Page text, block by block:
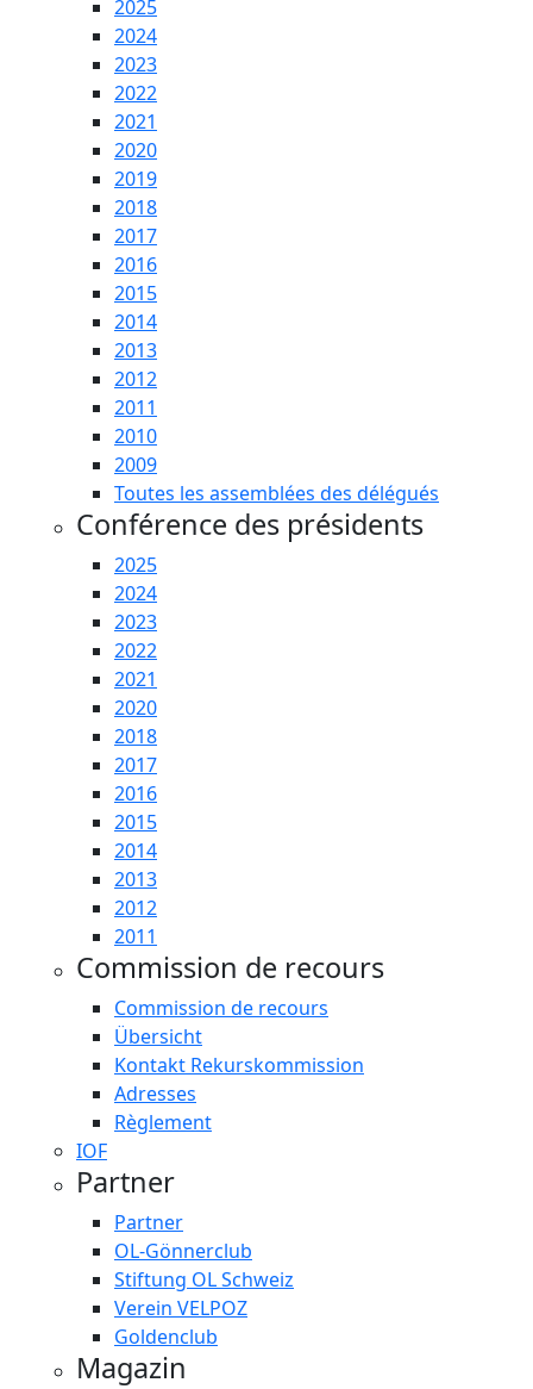
2025
2024
2023
2022
2021
2020
2019
2018
2017
2016
2015
2014
2013
2012
2011
2010
2009
Toutes les assemblées des délégués
Conférence des présidents
2025
2024
2023
2022
2021
2020
2018
2017
2016
2015
2014
2013
2012
2011
Commission de recours
Commission de recours
Übersicht
Kontakt Rekurskommission
Adresses
Règlement
IOF
Partner
Partner
OL-Gönnerclub
Stiftung OL Schweiz
Verein VELPOZ
Goldenclub
Magazin